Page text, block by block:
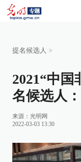
提名候选人 >
2021“中国
名候选人
来源： 光明网
2022-03-03 13:30